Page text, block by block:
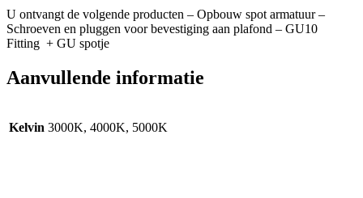
U ontvangt de volgende producten – Opbouw spot armatuur –
Schroeven en pluggen voor bevestiging aan plafond – GU10
Fitting + GU spotje
Aanvullende informatie
Kelvin 3000K, 4000K, 5000K